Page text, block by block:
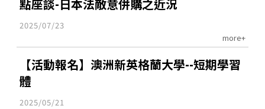
點座談-日本法敵意併購之近況
2025/07/23
more+
【活動報名】澳洲新英格蘭大學--短期學習
體
2025/05/21